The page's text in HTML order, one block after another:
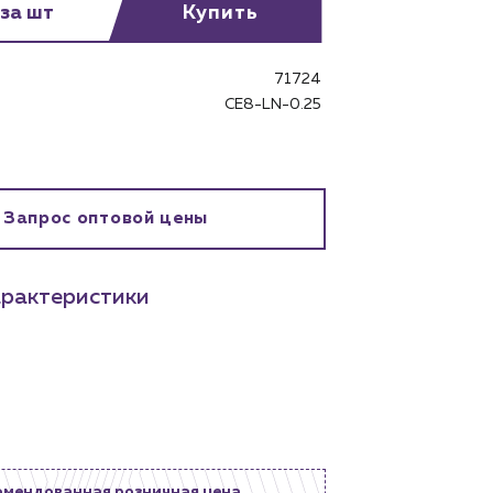
шт Купить
71724
CE8-LN-0.25
Запрос оптовой цены